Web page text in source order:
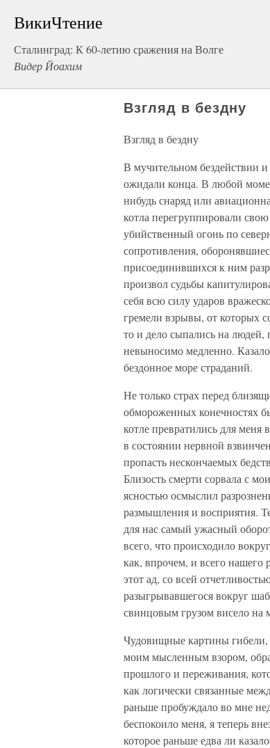
ВикиЧтение
Сталинград: К 60-летию сражения на Волге
Видер Йоахим
Взгляд в бездну
Взгляд в бездну
В мучительном бездействии
ожидали конца. В любой
нибудь снаряд или
котла перегруппировали
убийственный огонь по
сопротивления,
присоединившихся к ним
произвол судьбы
себя всю силу ударов
гремели взрывы, от которых
то и дело сыпались на людей,
невыносимо медленно.
бездонное море страданий.
Не только страх перед
обмороженных конечностях
котле превратились для
в состоянии нервной
пропасть нескончаемых
Близость смерти сорвала с
ясностью осмыслил
размышления и восприятия.
для нас самый ужасный
всего, что происходило
как, впрочем, и всего нашего
этот ад, со всей
разыгрывавшегося вокруг
свинцовым грузом висело на
Чудовищные картины
моим мысленным взором,
прошлого и переживания,
как логически связанные
раньше пробуждало во мне
беспокоило меня, я теперь
которое раньше едва ли